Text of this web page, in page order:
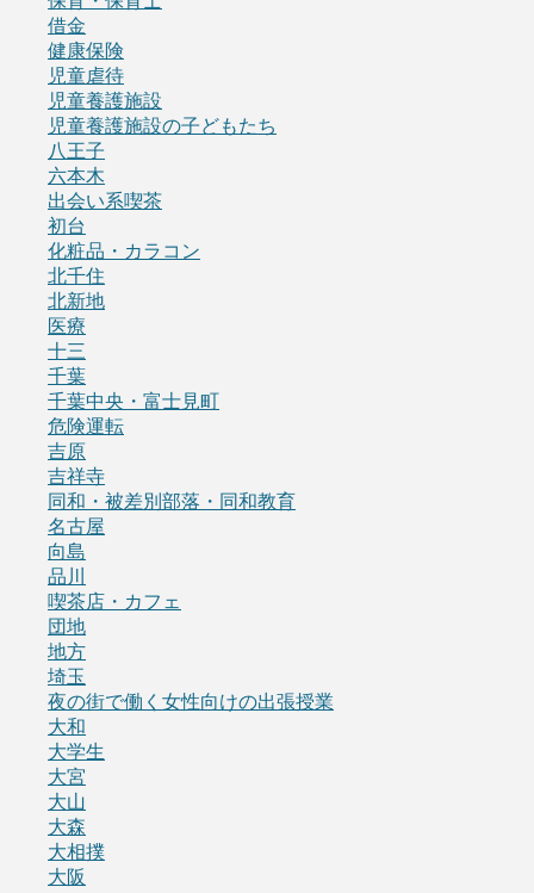
借金
健康保険
児童虐待
児童養護施設
児童養護施設の子どもたち
八王子
六本木
出会い系喫茶
初台
化粧品・カラコン
北千住
北新地
医療
十三
千葉
千葉中央・富士見町
危険運転
吉原
吉祥寺
同和・被差別部落・同和教育
名古屋
向島
品川
喫茶店・カフェ
団地
地方
埼玉
夜の街で働く女性向けの出張授業
大和
大学生
大宮
大山
大森
大相撲
大阪